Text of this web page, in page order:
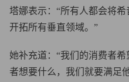
塔娜表示：“所有人都会将
开拓所有垂直领域。”
她补充道：“我们的消费者
者想要什么，我们就要满足